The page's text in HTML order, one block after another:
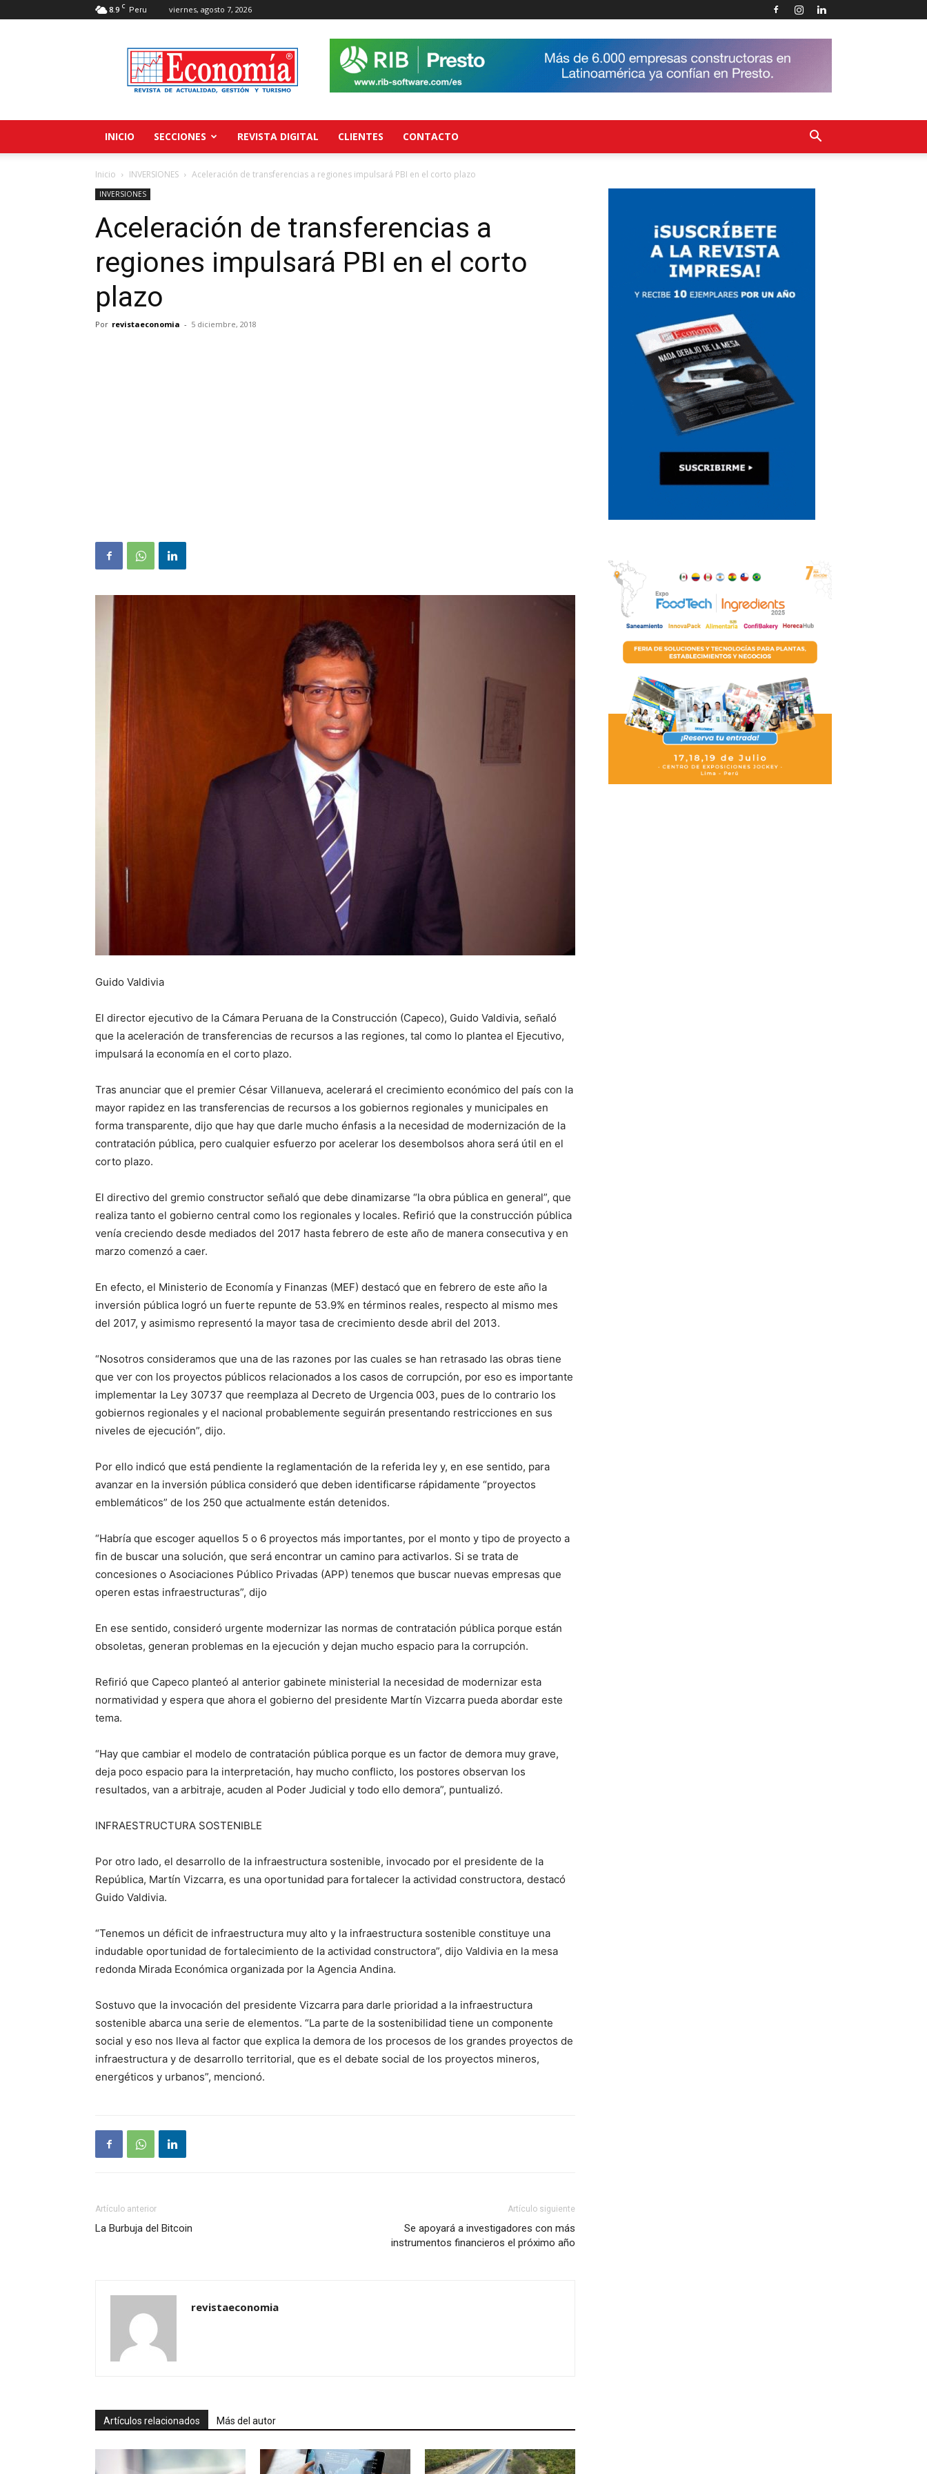
8.9 C Peru viernes, agosto 7, 2026
Revista
Economía
INICIO SECCIONES REVISTA DIGITAL CLIENTES CONTACTO
Inicio INVERSIONES Aceleración de transferencias a regiones impulsará PBI en el corto plazo
INVERSIONES
Aceleración de transferencias a
regiones impulsará PBI en el corto
plazo
Por revistaeconomia - 5 diciembre, 2018
Guido Valdivia
El director ejecutivo de la Cámara Peruana de la Construcción (Capeco), Guido Valdivia, señaló
que la aceleración de transferencias de recursos a las regiones, tal como lo plantea el Ejecutivo,
impulsará la economía en el corto plazo.
Tras anunciar que el premier César Villanueva, acelerará el crecimiento económico del país con la
mayor rapidez en las transferencias de recursos a los gobiernos regionales y municipales en
forma transparente, dijo que hay que darle mucho énfasis a la necesidad de modernización de la
contratación pública, pero cualquier esfuerzo por acelerar los desembolsos ahora será útil en el
corto plazo.
El directivo del gremio constructor señaló que debe dinamizarse “la obra pública en general”, que
realiza tanto el gobierno central como los regionales y locales. Refirió que la construcción pública
venía creciendo desde mediados del 2017 hasta febrero de este año de manera consecutiva y en
marzo comenzó a caer.
En efecto, el Ministerio de Economía y Finanzas (MEF) destacó que en febrero de este año la
inversión pública logró un fuerte repunte de 53.9% en términos reales, respecto al mismo mes
del 2017, y asimismo representó la mayor tasa de crecimiento desde abril del 2013.
“Nosotros consideramos que una de las razones por las cuales se han retrasado las obras tiene
que ver con los proyectos públicos relacionados a los casos de corrupción, por eso es importante
implementar la Ley 30737 que reemplaza al Decreto de Urgencia 003, pues de lo contrario los
gobiernos regionales y el nacional probablemente seguirán presentando restricciones en sus
niveles de ejecución”, dijo.
Por ello indicó que está pendiente la reglamentación de la referida ley y, en ese sentido, para
avanzar en la inversión pública consideró que deben identificarse rápidamente “proyectos
emblemáticos” de los 250 que actualmente están detenidos.
“Habría que escoger aquellos 5 o 6 proyectos más importantes, por el monto y tipo de proyecto a
fin de buscar una solución, que será encontrar un camino para activarlos. Si se trata de
concesiones o Asociaciones Público Privadas (APP) tenemos que buscar nuevas empresas que
operen estas infraestructuras”, dijo
En ese sentido, consideró urgente modernizar las normas de contratación pública porque están
obsoletas, generan problemas en la ejecución y dejan mucho espacio para la corrupción.
Refirió que Capeco planteó al anterior gabinete ministerial la necesidad de modernizar esta
normatividad y espera que ahora el gobierno del presidente Martín Vizcarra pueda abordar este
tema.
“Hay que cambiar el modelo de contratación pública porque es un factor de demora muy grave,
deja poco espacio para la interpretación, hay mucho conflicto, los postores observan los
resultados, van a arbitraje, acuden al Poder Judicial y todo ello demora”, puntualizó.
INFRAESTRUCTURA SOSTENIBLE
Por otro lado, el desarrollo de la infraestructura sostenible, invocado por el presidente de la
República, Martín Vizcarra, es una oportunidad para fortalecer la actividad constructora, destacó
Guido Valdivia.
“Tenemos un déficit de infraestructura muy alto y la infraestructura sostenible constituye una
indudable oportunidad de fortalecimiento de la actividad constructora”, dijo Valdivia en la mesa
redonda Mirada Económica organizada por la Agencia Andina.
Sostuvo que la invocación del presidente Vizcarra para darle prioridad a la infraestructura
sostenible abarca una serie de elementos. “La parte de la sostenibilidad tiene un componente
social y eso nos lleva al factor que explica la demora de los procesos de los grandes proyectos de
infraestructura y de desarrollo territorial, que es el debate social de los proyectos mineros,
energéticos y urbanos”, mencionó.
Artículo anterior
La Burbuja del Bitcoin
Artículo siguiente
Se apoyará a investigadores con más
instrumentos financieros el próximo año
revistaeconomia
Artículos relacionados Más del autor